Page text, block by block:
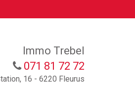
Immo Trebel
071 81 72 72
16 - 6220 Fleurus